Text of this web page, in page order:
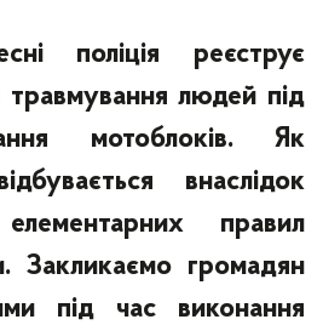
поліція реєструє
травмування людей під
мотоблоків. Як
внаслідок
правил
Закликаємо громадян
під час виконання